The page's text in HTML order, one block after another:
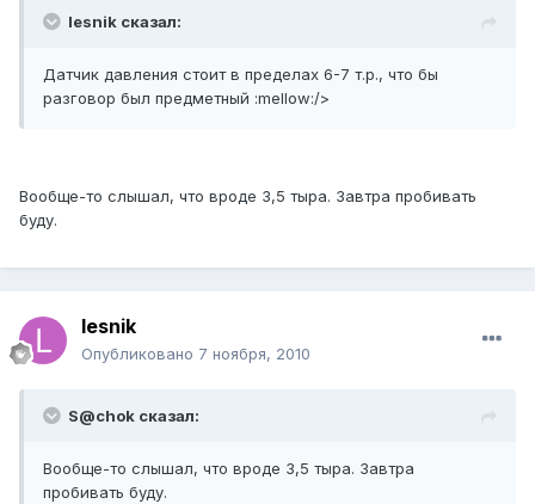
lesnik сказал:
Датчик давления стоит в пределах 6-7 т.р., что бы
разговор был предметный :mellow:/>
Вообще-то слышал, что вроде 3,5 тыра. Завтра пробивать
буду.
lesnik
Опубликовано 7 ноября, 2010
S@chok сказал:
Вообще-то слышал, что вроде 3,5 тыра. Завтра
пробивать буду.